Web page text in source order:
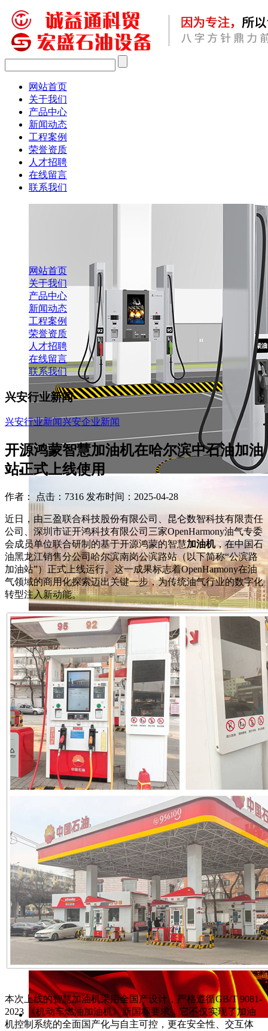
网站首页
关于我们
产品中心
新闻动态
工程案例
荣誉资质
人才招聘
在线留言
联系我们
网站首页
关于我们
产品中心
新闻动态
工程案例
荣誉资质
人才招聘
在线留言
联系我们
兴安行业新闻
兴安行业新闻兴安企业新闻
开源鸿蒙智慧加油机在哈尔滨中石油加油
站正式上线使用
作者： 点击：7316 发布时间：2025-04-28
近日，由三盈联合科技股份有限公司、昆仑数智科技有限责任
公司、深圳市证开鸿科技有限公司三家OpenHarmony油气专委
会成员单位联合研制的基于开源鸿蒙的智慧加油机，在中国石
油黑龙江销售分公司哈尔滨南岗公滨路站（以下简称“公滨路
加油站”）正式上线运行。这一成果标志着OpenHarmony在油
气领域的商用化探索迈出关键一步，为传统油气行业的数字化
转型注入新动能。
本次上线的智慧加油机采用全国产设计，严格遵循GB/T 9081-
2023 《机动车燃油加油机》新国标要求，它不仅实现了加油
机控制系统的全面国产化与自主可控，更在安全性、交互体